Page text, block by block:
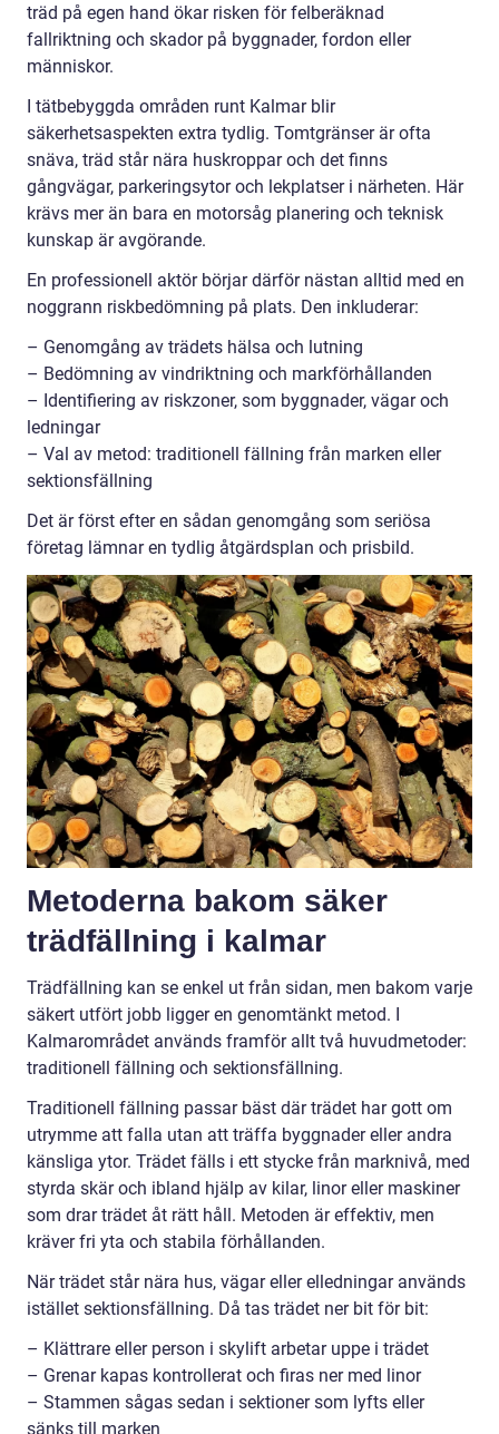
träd på egen hand ökar risken för felberäknad
fallriktning och skador på byggnader, fordon eller
människor.
I tätbebyggda områden runt Kalmar blir
säkerhetsaspekten extra tydlig. Tomtgränser är ofta
snäva, träd står nära huskroppar och det finns
gångvägar, parkeringsytor och lekplatser i närheten. Här
krävs mer än bara en motorsåg planering och teknisk
kunskap är avgörande.
En professionell aktör börjar därför nästan alltid med en
noggrann riskbedömning på plats. Den inkluderar:
– Genomgång av trädets hälsa och lutning
– Bedömning av vindriktning och markförhållanden
– Identifiering av riskzoner, som byggnader, vägar och
ledningar
– Val av metod: traditionell fällning från marken eller
sektionsfällning
Det är först efter en sådan genomgång som seriösa
företag lämnar en tydlig åtgärdsplan och prisbild.
Metoderna bakom säker
trädfällning i kalmar
Trädfällning kan se enkel ut från sidan, men bakom varje
säkert utfört jobb ligger en genomtänkt metod. I
Kalmarområdet används framför allt två huvudmetoder:
traditionell fällning och sektionsfällning.
Traditionell fällning passar bäst där trädet har gott om
utrymme att falla utan att träffa byggnader eller andra
känsliga ytor. Trädet fälls i ett stycke från marknivå, med
styrda skär och ibland hjälp av kilar, linor eller maskiner
som drar trädet åt rätt håll. Metoden är effektiv, men
kräver fri yta och stabila förhållanden.
När trädet står nära hus, vägar eller elledningar används
istället sektionsfällning. Då tas trädet ner bit för bit:
– Klättrare eller person i skylift arbetar uppe i trädet
– Grenar kapas kontrollerat och firas ner med linor
– Stammen sågas sedan i sektioner som lyfts eller
sänks till marken